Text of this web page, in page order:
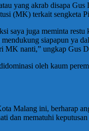
yang akrab disapa
(MK) terkait sengketa
saya juga meminta
siapapun ya
MK nanti,” ungkap Gus
oleh kaum
Malang ini, berharap
dan mematuhi